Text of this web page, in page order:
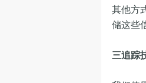
其他方
储这些
三追踪